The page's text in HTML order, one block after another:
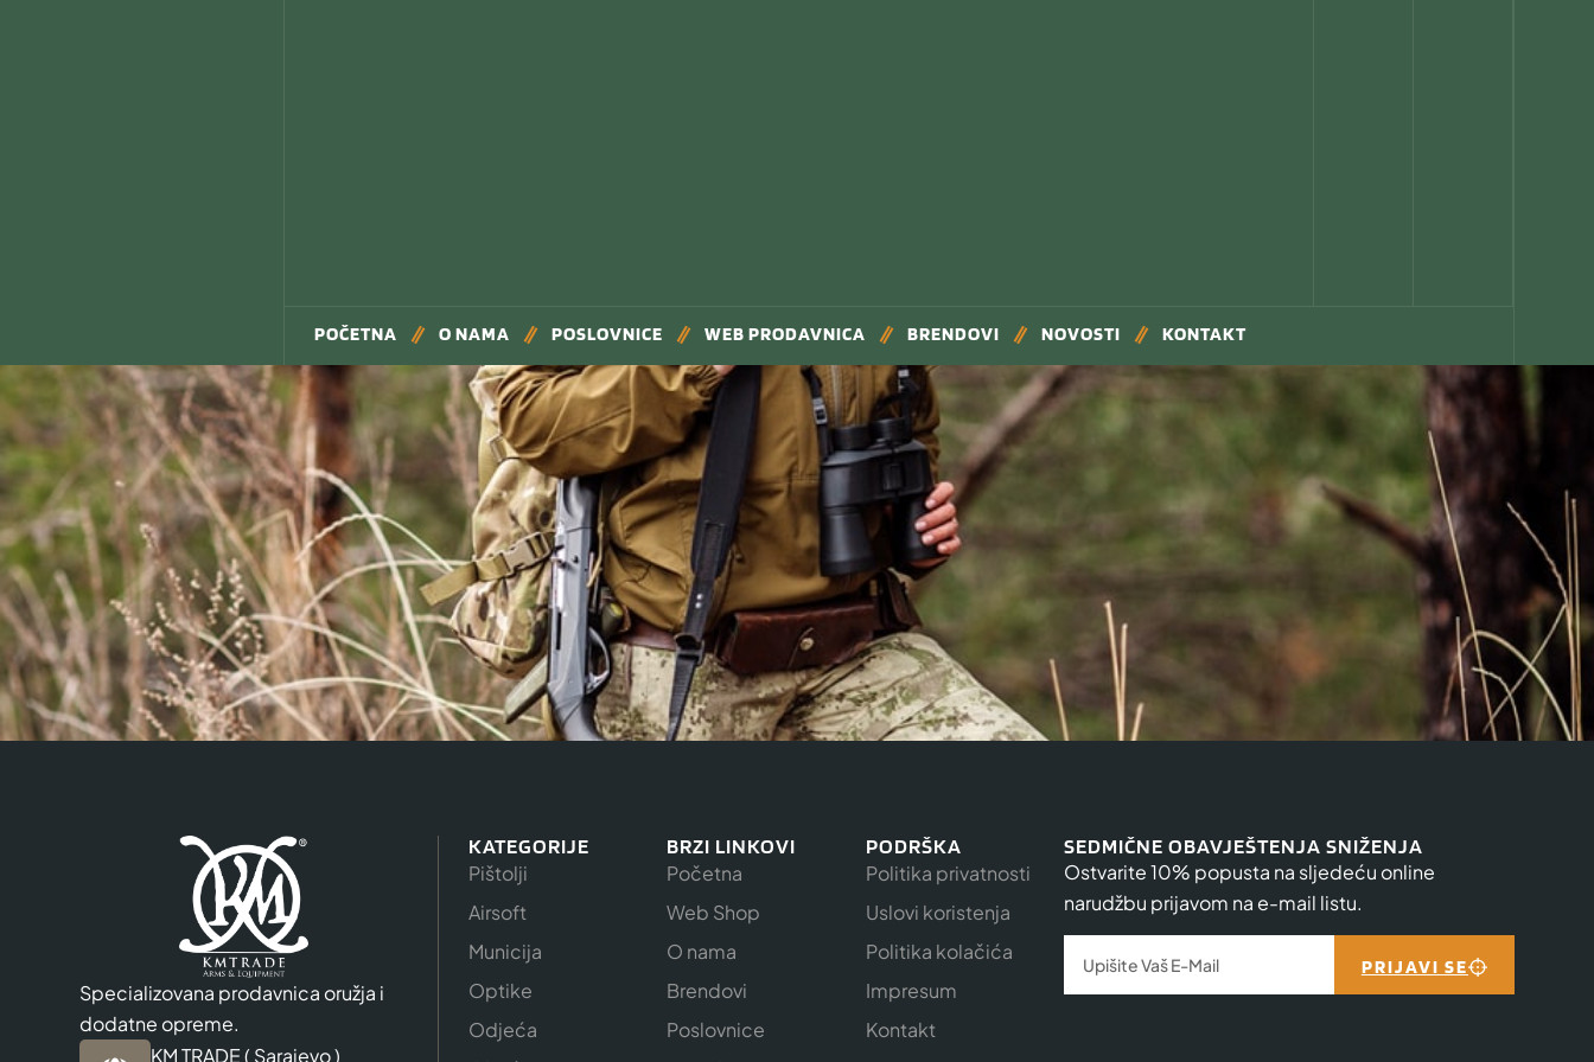
POČETNA O NAMA POSLOVNICE WEB PRODAVNICA BRENDOVI NOVOSTI KONTAKT
Specializovana prodavnica oružja i
dodatne opreme.
KM TRADE ( Sarajevo )
KATEGORIJE
Pištolji
Airsoft
Municija
Optike
Odjeća
BRZI LINKOVI
Početna
Web Shop
O nama
Brendovi
Poslovnice
PODRŠKA
Politika privatnosti
Uslovi koristenja
Politika kolačića
Impresum
Kontakt
SEDMIČNE OBAVJEŠTENJA SNIŽENJA
Ostvarite 10% popusta na sljedeću online
narudžbu prijavom na e-mail listu.
PRIJAVI SE